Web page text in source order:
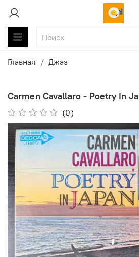
Главная Джаз
Carmen Cavallaro - Poetry In
(0)